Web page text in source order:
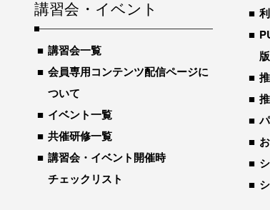
講習会・イベント
講習会一覧
会員専用コンテンツ配信ページに
ついて
イベント一覧
共催研修一覧
講習会・イベント開催時
チェックリスト